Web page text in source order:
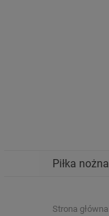
Piłka nożna
Strona główna